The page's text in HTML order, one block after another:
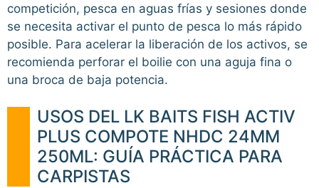
competición, pesca en aguas frías y sesiones donde
se necesita activar el punto de pesca lo más rápido
posible. Para acelerar la liberación de los activos, se
recomienda perforar el boilie con una aguja fina o
una broca de baja potencia.
USOS DEL LK BAITS FISH ACTIV
PLUS COMPOTE NHDC 24MM
250ML: GUÍA PRÁCTICA PARA
CARPISTAS